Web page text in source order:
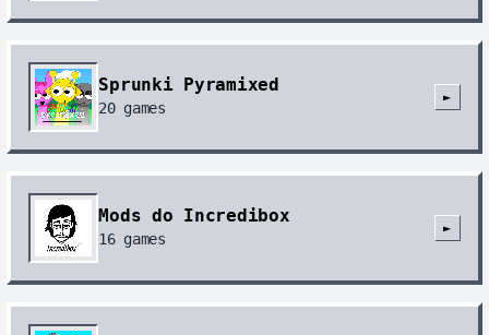
Sprunki Pyramixed
20games
►
Mods do Incredibox
16games
►